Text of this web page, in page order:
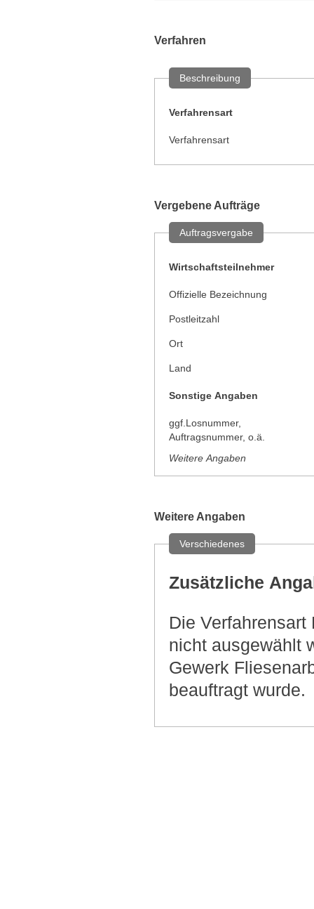
Verfahren
Beschreibung
Verfahrensart
Verfahrensart
Vergebene Aufträge
Auftragsvergabe
Wirtschaftsteilnehmer
Offizielle Bezeichnung
Postleitzahl
Ort
Land
Sonstige Angaben
ggf.Losnummer,
Auftragsnummer, o.ä.
Weitere Angaben
Weitere Angaben
Verschiedenes
Zusätzliche
Die
nicht ausgewählt
Gewerk
beauftragt wurde.